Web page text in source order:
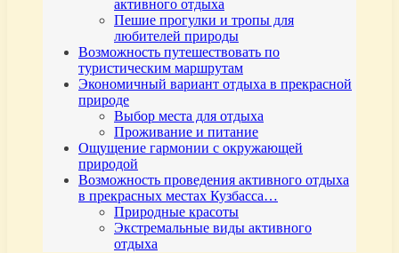
активного отдыха
Пешие прогулки и тропы для
любителей природы
Возможность путешествовать по
туристическим маршрутам
Экономичный вариант отдыха в прекрасной
природе
Выбор места для отдыха
Проживание и питание
Ощущение гармонии с окружающей
природой
Возможность проведения активного отдыха
в прекрасных местах Кузбасса…
Природные красоты
Экстремальные виды активного
отдыха